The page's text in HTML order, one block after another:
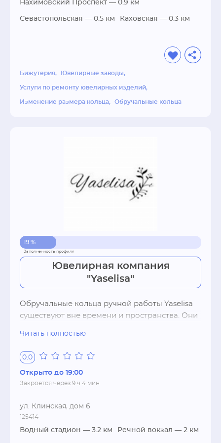
Нахимовский Проспект — 0.9 км
Севастопольская — 0.5 км Каховская — 0.3 км
Бижутерия Ювелирные заводы
Услуги по ремонту ювелирных изделий
Изменение размера кольца Обручальные кольца
19 %
Ювелирная компания
"Yaselisa"
Обручальные кольца ручной работы Yaselisa
существуют вне времени и пространства. Они
бережно хранят каждый незабываемый
момент безграничного счастья.
Основная цель нашей деятельности —
безупречного качества. С течением времени
сотворении обручальных колец и ювелирных
Читать полностью
0.0
Открыто до 19:00
Закроется через 9 ч 4 мин
ул. Клинская, дом 6
125414
Водный стадион — 3.2 км Речной вокзал — 2 км